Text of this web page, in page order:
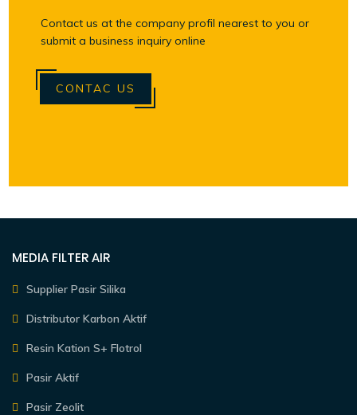
Contact us at the company profil nearest to you or
submit a business inquiry online
CONTAC US
MEDIA FILTER AIR
Supplier Pasir Silika
Distributor Karbon Aktif
Resin Kation S+ Flotrol
Pasir Aktif
Pasir Zeolit